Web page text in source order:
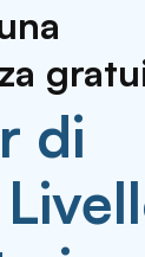
di